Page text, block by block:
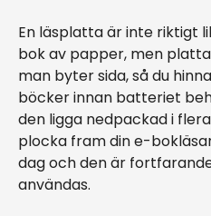
En läsplatta är inte riktigt
bok av papper, men
man byter sida, så du
böcker innan batteriet
den ligga nedpackad i
plocka fram din e-
dag och den är
användas.